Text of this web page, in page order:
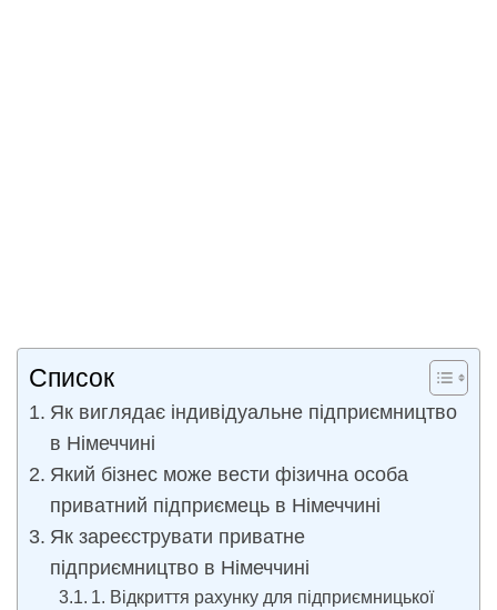
Список
Як виглядає індивідуальне підприємництво
в Німеччині
Який бізнес може вести фізична особа
приватний підприємець в Німеччині
Як зареєструвати приватне
підприємництво в Німеччині
1. Відкриття рахунку для підприємницької